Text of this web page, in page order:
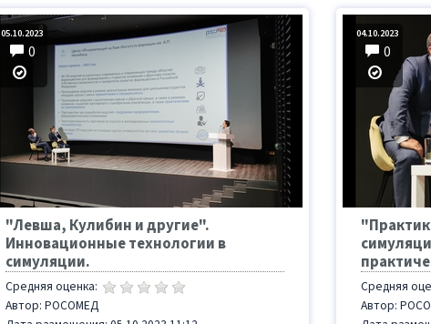
05.10.2023
0
"Левша, Кулибин и другие".
Инновационные технологии в
симуляции.
Средняя оценка:
Автор: РОСОМЕД
04.10.2023
0
Средняя
Автор: